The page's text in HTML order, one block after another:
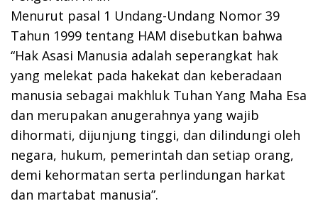
Menurut pasal 1 Undang-Undang Nomor 39
Tahun 1999 tentang HAM disebutkan bahwa
“Hak Asasi Manusia adalah seperangkat hak
yang melekat pada hakekat dan keberadaan
manusia sebagai makhluk Tuhan Yang Maha Esa
dan merupakan anugerahnya yang wajib
dihormati, dijunjung tinggi, dan dilindungi oleh
negara, hukum, pemerintah dan setiap orang,
demi kehormatan serta perlindungan harkat
dan martabat manusia”.